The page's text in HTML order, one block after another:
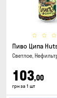
Пиво Ципа
Светлое,
103,00
грн за 1 шт